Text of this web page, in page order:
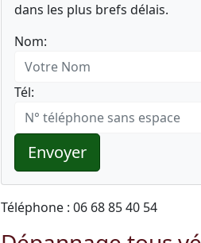
dans les plus brefs délais.
Nom:
Tél:
Envoyer
Téléphone : 06 68 85 40 54